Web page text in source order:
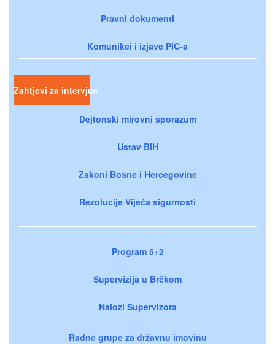
Pravni dokumenti
Komunikei i izjave PIC-a
Zahtjevi za intervjue
Dejtonski mirovni sporazum
Ustav BiH
Zakoni Bosne i Hercegovine
Rezolucije Vijeća sigurnosti
Program 5+2
Supervizija u Brčkom
Nalozi Supervizora
Radne grupe za državnu imovinu